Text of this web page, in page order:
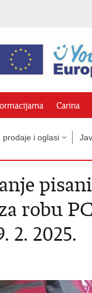
Carina
prodaje i oglasi
robu
2. 2025.